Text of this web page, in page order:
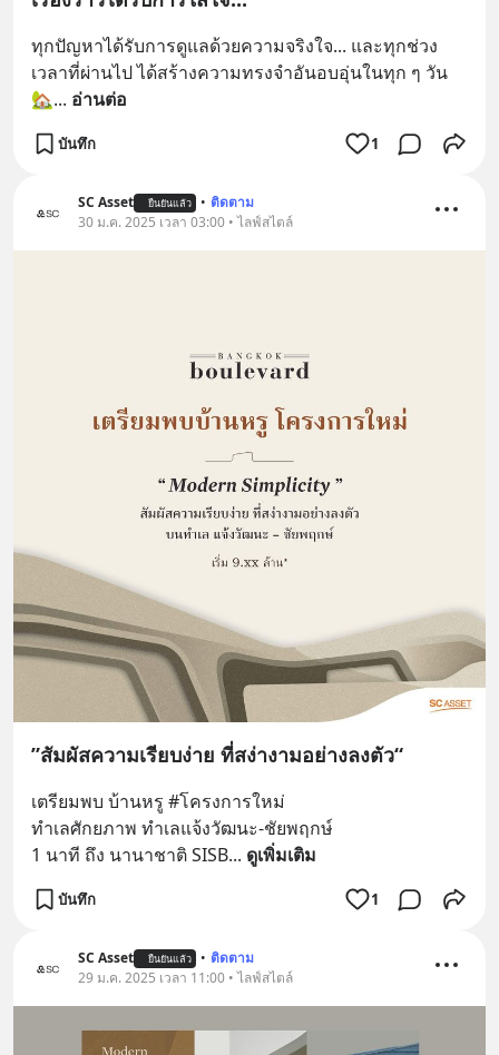
ทุกปัญหาได้รับการดูแลด้วยความจริงใจ... และทุกช่วง
เวลาที่ผ่านไป ได้สร้างความทรงจำอันอบอุ่นในทุก ๆ วัน
🏡... อ่านต่อ
บันทึก 1
SC Asset ยืนยันแล้ว • ติดตาม
30 ม.ค. 2025 เวลา 03:00 • ไลฟ์สไตล์
”สัมผัสความเรียบง่าย ที่สง่างามอย่างลงตัว“
เตรียมพบ บ้านหรู #โครงการใหม่
ทำเลศักยภาพ ทำเลแจ้งวัฒนะ-ชัยพฤกษ์
1 นาที ถึง นานาชาติ SISB... ดูเพิ่มเติม
บันทึก 1
SC Asset ยืนยันแล้ว • ติดตาม
29 ม.ค. 2025 เวลา 11:00 • ไลฟ์สไตล์